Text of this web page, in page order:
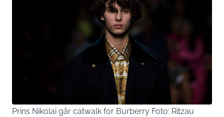
Prins Nikolai går catwalk for Burberry Foto: Ritzau